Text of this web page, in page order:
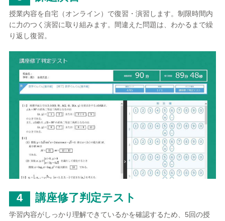
授業内容を自宅（オンライン）で復習・演習します。制限時間内
に力のつく演習に取り組みます。間違えた問題は、わかるまで繰
り返し復習。
4 講座修了判定テスト
学習内容がしっかり理解できているかを確認するため、5回の授